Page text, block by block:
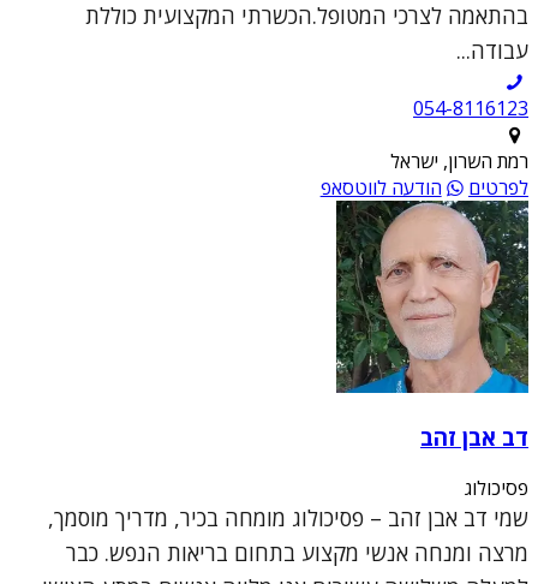
בהתאמה לצרכי המטופל.הכשרתי המקצועית כוללת
עבודה...
054-8116123
רמת השרון, ישראל
לפרטים
הודעה לווטסאפ
דב אבן זהב
פסיכולוג
שמי דב אבן זהב – פסיכולוג מומחה בכיר, מדריך מוסמך,
מרצה ומנחה אנשי מקצוע בתחום בריאות הנפש. כבר